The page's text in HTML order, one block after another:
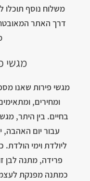
משלוח נוסף תוכלו
דרך האתר
מגשי
מגשי פירות שאנו
ומחירים,
בחיים. בין היתר,
עבור יום האהבה,
ליולדת וימי
פרידה, מתנה לבן
כמתנה מפנקת